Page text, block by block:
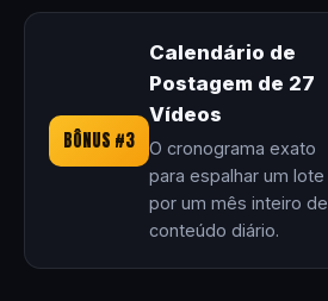
BÔNUS #3
Calendário de
Postagem de 27
Vídeos
O cronograma exato
para espalhar um lote
por um mês inteiro de
conteúdo diário.